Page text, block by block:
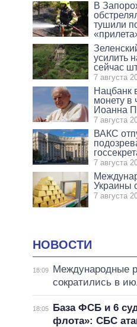
В
тушили
усилить
сейчас
7 августа
Нацбанк
монету в
Иоанна
7 августа
ВАКС
7 августа
Украины
7 августа
НОВОСТИ
18:09
Международные
сократились в
18:05
База ФСБ и 6
флота»: СБС